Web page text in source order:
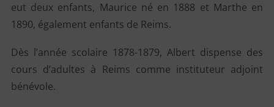
eut deux enfants, Maurice né en 1888 et Marthe en
1890, également enfants de Reims.
Dès l’année scolaire 1878-1879, Albert dispense des
cours d’adultes à Reims comme instituteur adjoint
bénévole.